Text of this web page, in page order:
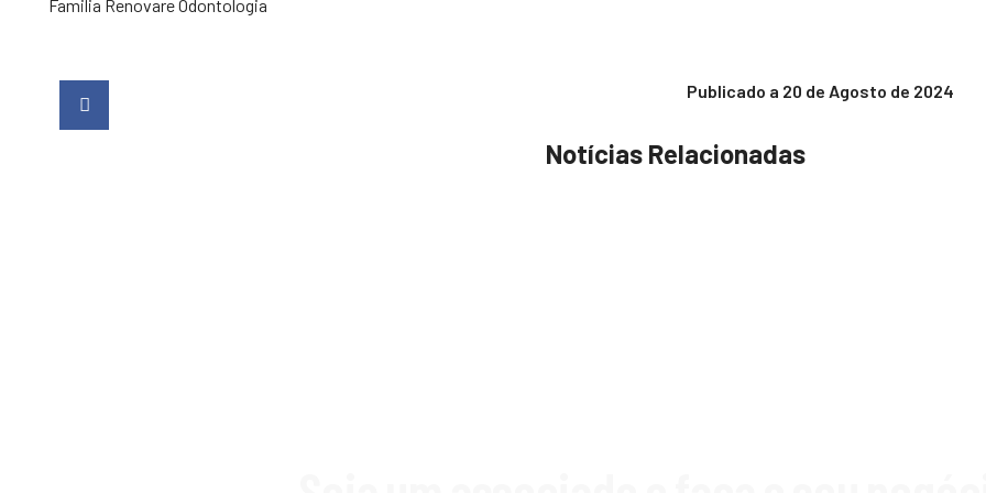
Familia Renovare Odontologia
Publicado a 20 de Agosto de 2024
Notícias Relacionadas